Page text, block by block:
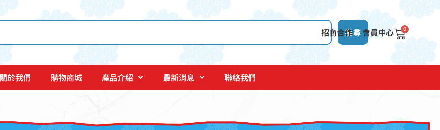
搜尋
招商合作 會員中心 0
於我們 購物商城 產品介紹 最新消息 聯絡我們